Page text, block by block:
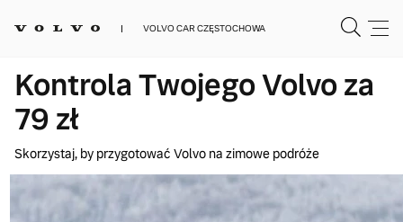
VOLVO CAR CZĘSTOCHOWA
Kontrola Twojego Volvo za
79 zł
Skorzystaj, by przygotować Volvo na zimowe podróże